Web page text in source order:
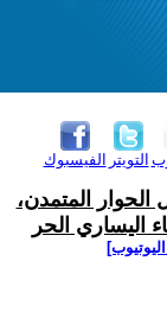
الفيسبوك التويتر
الحوار المتمدن،
اليساري الحر